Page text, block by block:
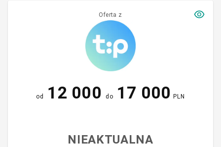
Oferta z
od 12 000 do 17 000 PLN
NIEAKTUALNA